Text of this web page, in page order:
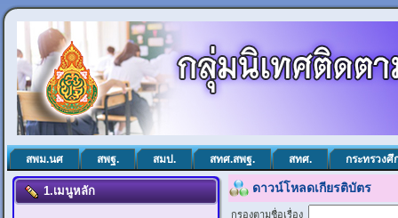
สพม.นศ สพฐ. สมป. สทศ.สพฐ. สทศ. กระทรวงศึ
1.เมนูหลัก ดาวน์โหลดเกียรติบัตร
กรองตามชื่อเรื่อง